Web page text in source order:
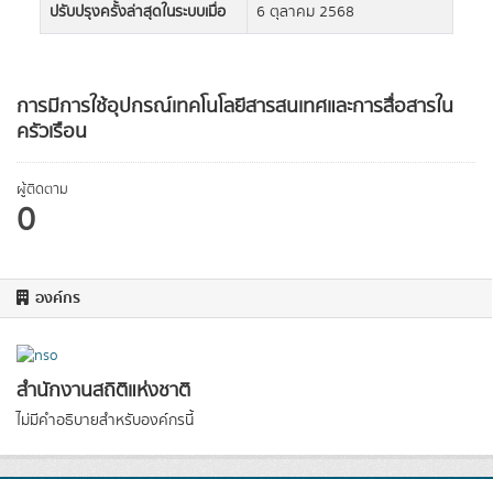
การมีการใช้อุปกรณ์เทคโนโลยีสารสนเทศและการสื่อสารใน
ครัวเรือน
ผู้ติดตาม
0
องค์กร
สำนักงานสถิติแห่งชาติ
ไม่มีคำอธิบายสำหรับองค์กรนี้
ปรับปรุงครั้งล่าสุดในระบบเมื่อ
6 ตุลาคม 2568